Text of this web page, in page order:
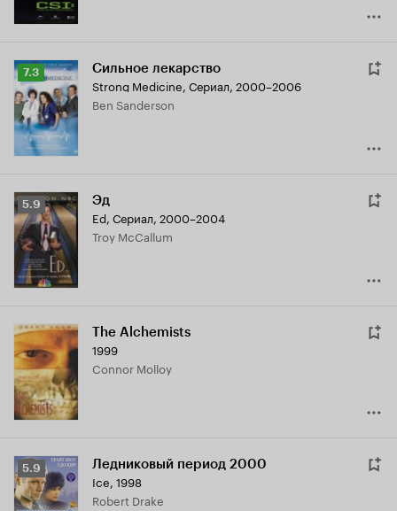
Рейтинг
Кинопоиска
7.3
7.3 Сильное лекарство
Strong Medicine, Сериал, 2000–2006
Ben Sanderson
Рейтинг
Кинопоиска
5.9
5.9 Эд
Ed, Сериал, 2000–2004
Troy McCallum
The Alchemists
1999
Connor Molloy
Рейтинг
Кинопоиска
5.9
5.9 Ледниковый период 2000
Ice, 1998
Robert Drake